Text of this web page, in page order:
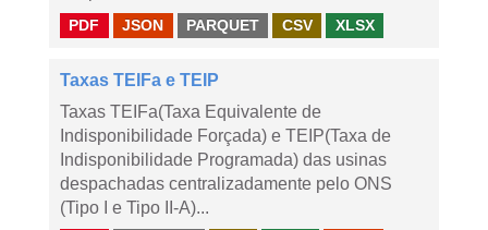
PDF JSON PARQUET CSV XLSX
Taxas TEIFa e TEIP
Taxas TEIFa(Taxa Equivalente de
Indisponibilidade Forçada) e TEIP(Taxa de
Indisponibilidade Programada) das usinas
despachadas centralizadamente pelo ONS
(Tipo I e Tipo II-A)...